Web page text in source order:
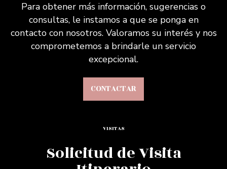
Para obtener más información, sugerencias o
consultas, le instamos a que se ponga en
contacto con nosotros. Valoramos su interés y nos
comprometemos a brindarle un servicio
excepcional.
CONTACTAR
VISITAS
Solicitud de Visita